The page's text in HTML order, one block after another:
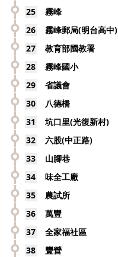
25 霧峰
26 霧峰郵局(明台高中)
27 教育部國教署
28 霧峰國小
29 省議會
30 八德橋
31 坑口里(光復新村)
32 六股(中正路)
33 山腳巷
34 味全工廠
35 農試所
36 萬豐
37 全家福社區
38 豐營